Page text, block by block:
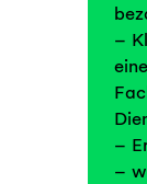
–
–
–